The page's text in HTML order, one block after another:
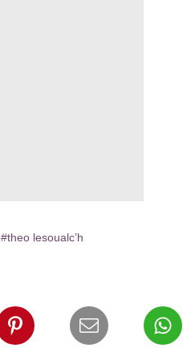
#theo lesoualc’h